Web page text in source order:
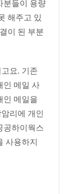
분들이 용량
해주고 있
이 된 부분
요. 기존
인 메일 사
인 메일을
리에 개인
공하이웍스
사용하지